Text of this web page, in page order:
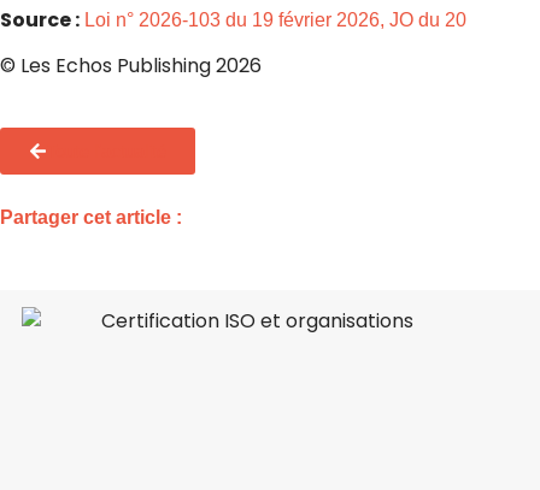
Source : Loi n° 2026-103 du 19 février 2026, JO du 20
© Les Echos Publishing 2026
Partager cet article :